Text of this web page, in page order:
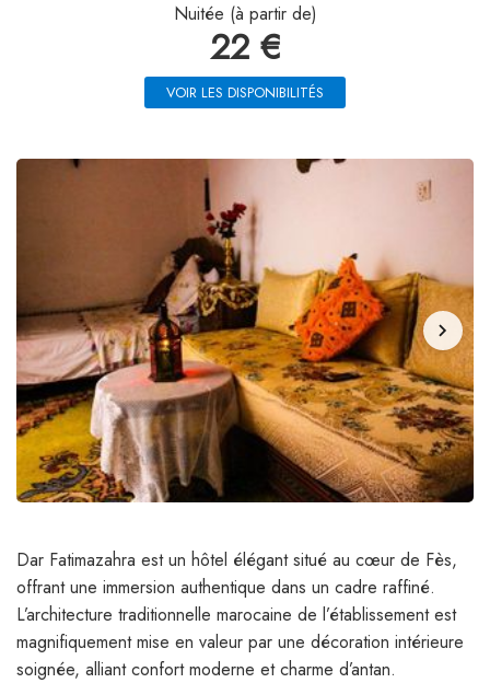
Nuitée (à partir de)
22 €
VOIR LES DISPONIBILITÉS
chevron_right
Dar Fatimazahra est un hôtel élégant situé au cœur de Fès,
offrant une immersion authentique dans un cadre raffiné.
L’architecture traditionnelle marocaine de l’établissement est
magnifiquement mise en valeur par une décoration intérieure
soignée, alliant confort moderne et charme d’antan.